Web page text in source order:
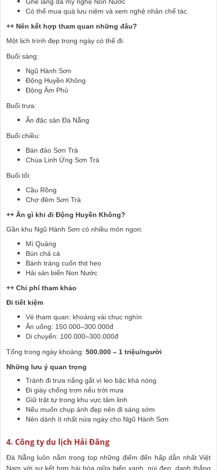
Ghé làng đá mỹ nghệ Non Nước
Có thể mua quà lưu niệm và xem nghệ nhân chế tác.
++ Nên kết hợp tham quan những đâu?
Một lịch trình đẹp trong ngày có thể đi:
Buổi sáng:
Ngũ Hành Sơn
Động Huyền Không
Động Âm Phủ
Buổi trưa:
Ăn đặc sản Đà Nẵng
Buổi chiều:
Bán đảo Sơn Trà
Chùa Linh Ứng Sơn Trà
Buổi tối:
Cầu Rồng
Chợ đêm Sơn Trà
++ Ăn gì khi đi Động Huyền Không?
Gần khu Ngũ Hành Sơn có nhiều món ngon:
Mì Quảng
Bún chả cá
Bánh tráng cuốn thịt heo
Hải sản biển Non Nước
++ Chi phí tham khảo
Đi tiết kiệm
Vé tham quan: khoảng vài chục nghìn
Ăn uống: 150.000–300.000đ
Di chuyển: 100.000–300.000đ
Tổng trong ngày khoảng: 500.000 – 1 triệu/người
Những lưu ý quan trọng
Tránh đi trưa nắng gắt vì leo bậc khá nóng
Đi giày chống trơn nếu trời mưa
Giữ trật tự trong khu vực tâm linh
Nếu muốn chụp ảnh đẹp nên đi sáng sớm
Nên dành ít nhất nửa ngày cho Ngũ Hành Sơn
4. Công ty du lịch Hải Đăng
Đà Nẵng luôn nằm trong top những điểm đến hấp dẫn nhất Việt
Nam với sự kết hợp hài hòa giữa biển xanh, núi đẹp, danh thắng